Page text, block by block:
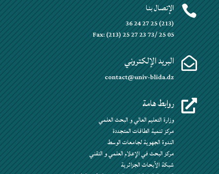
 الإتصال بنا
(213) 25 27 24 36
Fax: (213) 25 27 23 73/ 25 05
 البريد الإلكتروني
contact@univ-blida.dz
 روابط هامة
وزارة التعليم العالي و البحث العلمي
مركز تنمية الطاقات المتجددة
الندوة الجهوية لجامعات الوسط
مركز البحث في الإعلام العلمي و التقني
شبكة الأبحاث الجزائرية